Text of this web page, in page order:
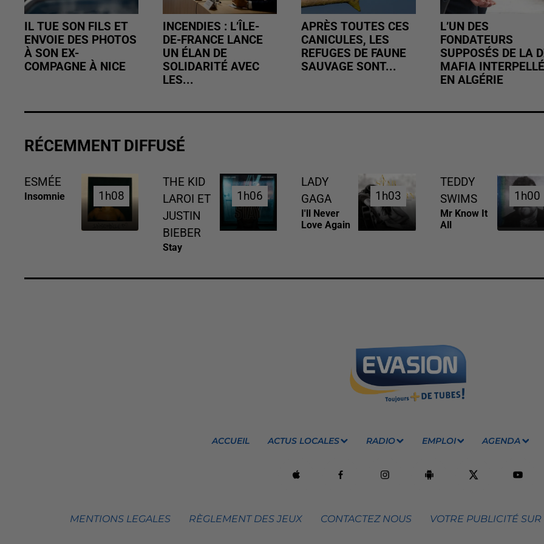
IL TUE SON FILS ET
ENVOIE DES PHOTOS
À SON EX-
COMPAGNE À NICE
INCENDIES : L’ÎLE-
DE-FRANCE LANCE
UN ÉLAN DE
SOLIDARITÉ AVEC
LES...
APRÈS TOUTES CES
CANICULES, LES
REFUGES DE FAUNE
SAUVAGE SONT...
L’UN DES
FONDATEURS
SUPPOSÉS DE LA
MAFIA INTERPELLÉ
EN ALGÉRIE
RÉCEMMENT DIFFUSÉ
ESMÉE
Insomnie 1h08
1h08
THE KID
LAROI ET
JUSTIN
BIEBER
Stay
1h06
1h06
LADY
GAGA
I'll Never
Love Again
1h03
1h03
TEDDY
SWIMS
Mr Know It
All
1h00
1h00
ACCUEIL ACTUS LOCALES RADIO EMPLOI AGENDA
MENTIONS LEGALES RÈGLEMENT DES JEUX CONTACTEZ NOUS VOTRE PUBLICITÉ